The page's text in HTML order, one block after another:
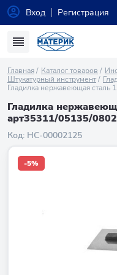
Вход Регистрация
Главная Каталог товаров
Штукатурный инструмент
Гладилка нержавеющая сталь
Гладилка
арт35311/05135/0802
Код: НC-00002125
-5%